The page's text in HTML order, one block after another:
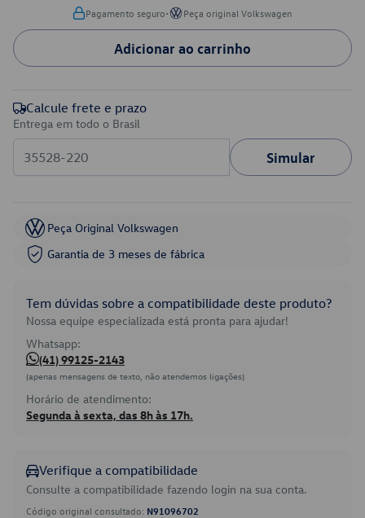
Pagamento seguro• Peça original Volkswagen
Adicionar ao carrinho
Calcule frete e prazo
Entrega em todo o Brasil
Simular
Peça Original Volkswagen
Garantia de 3 meses de fábrica
Tem dúvidas sobre a compatibilidade deste produto?
Nossa equipe especializada está pronta para ajudar!
Whatsapp:
(41) 99125-2143
(apenas mensagens de texto, não atendemos ligações)
Horário de atendimento:
Segunda à sexta, das 8h às 17h.
Verifique a compatibilidade
Consulte a compatibilidade fazendo login na sua conta.
Código original consultado: N91096702